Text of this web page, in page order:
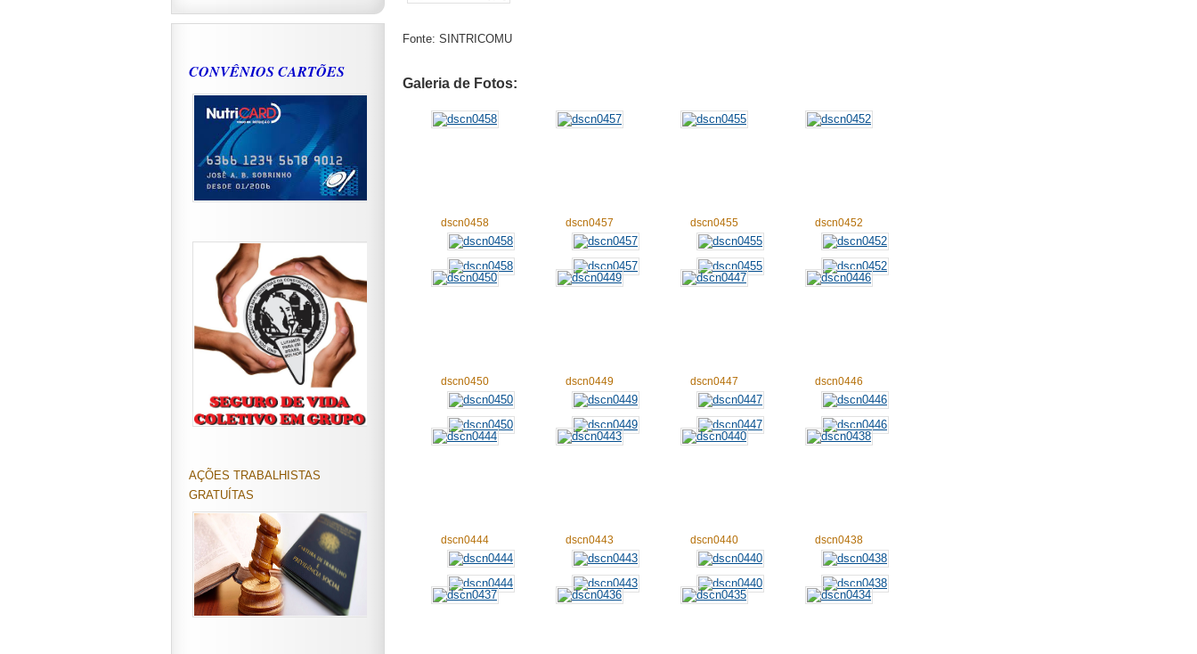
Fonte: SINTRICOMU
Galeria de Fotos:
dscn0458 dscn0457 dscn0455 dscn0452
dscn0450 dscn0449 dscn0447 dscn0446
dscn0444 dscn0443 dscn0440 dscn0438
CONVÊNIOS CARTÕES
AÇÕES TRABALHISTAS
GRATUÍTAS